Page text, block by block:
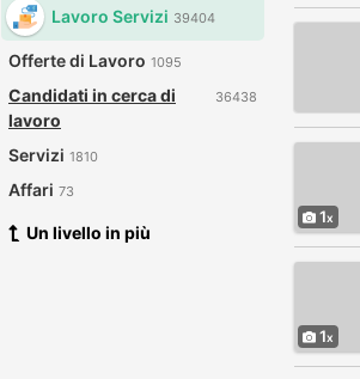
Lavoro Servizi 39404
Offerte di Lavoro 1095
Candidati in cerca di
lavoro
36438
Servizi 1810
Affari 73
Un livello in più
1
1